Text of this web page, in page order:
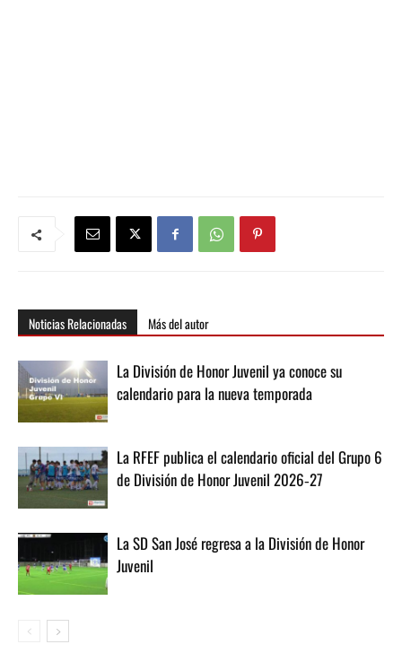
Noticias Relacionadas Más del autor
La División de Honor Juvenil ya conoce su
calendario para la nueva temporada
La RFEF publica el calendario oficial del Grupo 6
de División de Honor Juvenil 2026‑27
La SD San José regresa a la División de Honor
Juvenil